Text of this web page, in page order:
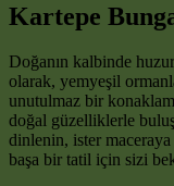
Kartepe
Doğanın kalbinde
olarak, yemyeşil
unutulmaz bir
doğal güzelliklerle
dinlenin, ister maceraya
başa bir tatil için sizi